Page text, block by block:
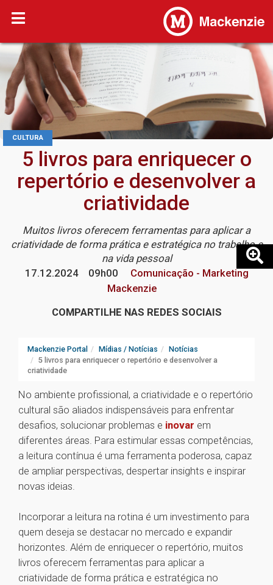
CULTURA
5 livros para enriquecer o
repertório e desenvolver a
criatividade
Muitos livros oferecem ferramentas para aplicar a
criatividade de forma prática e estratégica no trabalho e
na vida pessoal
17.12.2024
09h00
Comunicação - Marketing
Mackenzie
COMPARTILHE NAS REDES SOCIAIS
Mackenzie Portal Mídias / Notícias
Notícias
5 livros para enriquecer o repertório e desenvolver a
criatividade
No ambiente profissional, a criatividade e o repertório
cultural são aliados indispensáveis para enfrentar
desafios, solucionar problemas e inovar em
diferentes áreas. Para estimular essas competências,
a leitura contínua é uma ferramenta poderosa, capaz
de ampliar perspectivas, despertar insights e inspirar
novas ideias.
Incorporar a leitura na rotina é um investimento para
quem deseja se destacar no mercado e expandir
horizontes. Além de enriquecer o repertório, muitos
livros oferecem ferramentas para aplicar a
criatividade de forma prática e estratégica no